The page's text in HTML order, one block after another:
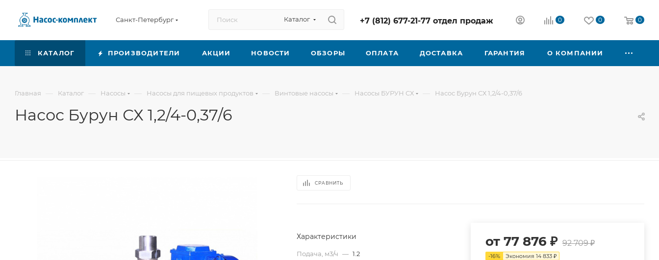
Санкт-Петербург Каталог +7 (812) 677-21-77 отдел продаж 0 0 0
КАТАЛОГ ПРОИЗВОДИТЕЛИ АКЦИИ НОВОСТИ ОБЗОРЫ ОПЛАТА ДОСТАВКА ГАРАНТИЯ О КОМПАНИИ
Главная — Каталог — Насосы — Насосы для пищевых продуктов — Винтовые насосы — Насосы БУРУН СХ — Насос Бурун СХ 1,2/4-0,37/6
Насос Бурун СХ 1,2/4-0,37/6
СРАВНИТЬ
Характеристики
Подача, м3/ч — 1.2
от 77 876 ₽ 92 709 ₽
-16% Экономия 14 833 ₽